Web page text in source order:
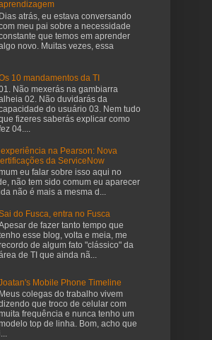
Dias atrás, eu estava conversando
meu pai sobre a necessidade
que temos em aprender
novo. Muitas vezes, essa
10 mandamentos da TI
Não mexerás na gambiarra
02. Não duvidarás da
do usuário 03. Nem tudo
fizeres saberás explicar como
04....
na Pearson: Nova
da ServiceNow
eu falar sobre isso aqui no
não tem sido comum eu aparecer
não é mais a mesma d...
do Fusca, entra no Fusca
de fazer tanto tempo que
esse blog, volta e meia, me
de algum fato "clássico" da
de TI que ainda nã...
Mobile Phone Timeline
Meus colegas do trabalho vivem
que troco de celular com
frequência e nunca tenho um
top de linha. Bom, acho que